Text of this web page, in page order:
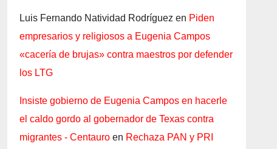
Luis Fernando Natividad Rodríguez en Piden
empresarios y religiosos a Eugenia Campos
«cacería de brujas» contra maestros por defender
los LTG
Insiste gobierno de Eugenia Campos en hacerle
el caldo gordo al gobernador de Texas contra
migrantes - Centauro en Rechaza PAN y PRI